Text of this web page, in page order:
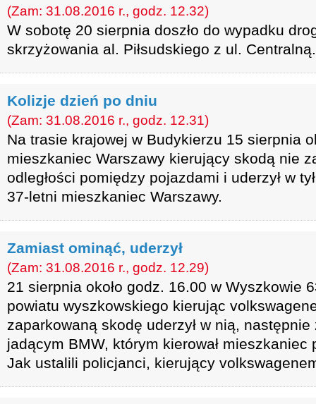
(Zam: 31.08.2016 r., godz. 12.32)
W sobotę 20 sierpnia doszło do wypadku
skrzyżowania al. Piłsudskiego z ul. Centralną.
Kolizje dzień po dniu
(Zam: 31.08.2016 r., godz. 12.31)
Na trasie krajowej w Budykierzu 15 sierpnia
mieszkaniec Warszawy kierujący skodą nie
odległości pomiędzy pojazdami i uderzył w
37-letni mieszkaniec Warszawy.
Zamiast ominąć, uderzył
(Zam: 31.08.2016 r., godz. 12.29)
21 sierpnia około godz. 16.00 w Wyszkowie
powiatu wyszkowskiego kierując
zaparkowaną skodę uderzył w nią, następnie
jadącym BMW, którym kierował
Jak ustalili policjanci, kierujący